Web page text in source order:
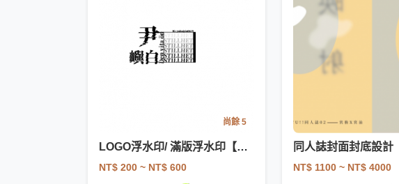
尚餘 5
LOGO浮水印/ 滿版浮水印【試營運】
NT$ 200 ~ NT$ 600
同人誌封面封底設計
NT$ 1100 ~ NT$ 4000